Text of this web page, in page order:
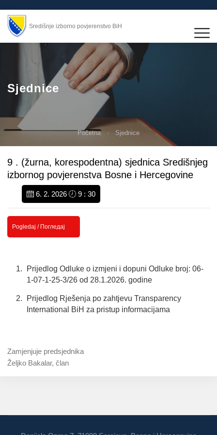
Središnje izborno povjerenstvo BiH
Sjednice
Početna Sjednice
9 . (žurna, korespodentna) sjednica Središnjeg
izbornog povjerenstva Bosne i Hercegovine
6. 2. 2026 9 : 30
Pogledaj / Погледај
Prijedlog Odluke o izmjeni i dopuni Odluke broj: 06-
1-07-1-25-3/26 od 28.1.2026. godine
Prijedlog Rješenja po zahtjevu Transparency
International BiH za pristup informacijama
Zamjenjuje predsjednika
Željko Bakalar, član